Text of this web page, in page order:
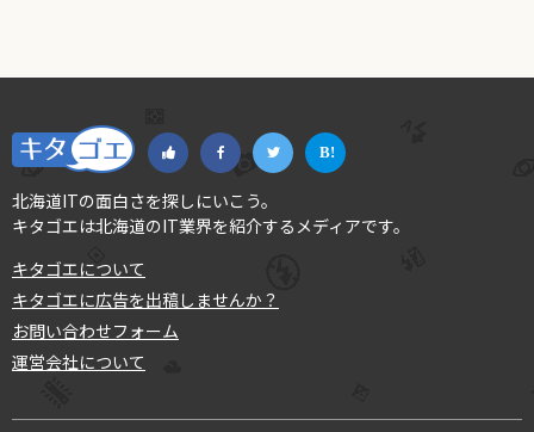
北海道ITの面白さを探しにいこう。
キタゴエは北海道のIT業界を紹介するメディアです。
キタゴエについて
キタゴエに広告を出稿しませんか？
お問い合わせフォーム
運営会社について